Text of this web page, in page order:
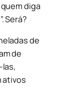
diga
Será?
de
de
ativos